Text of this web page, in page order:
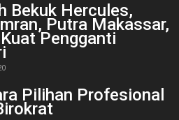
Bekuk Hercules,
Putra Makassar,
Pengganti
Pilihan Profesional